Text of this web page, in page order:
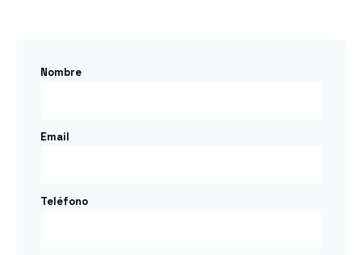
Nombre
Email
Teléfono